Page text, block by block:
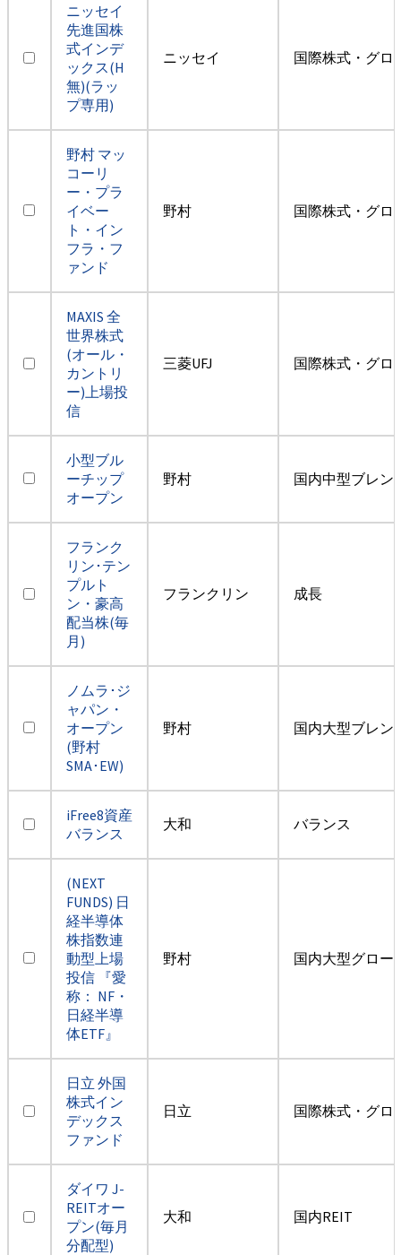
ニッセイ
先進国株
式インデ
ックス(H
無)(ラッ
プ専用)
ニッセイ 国際株式・グロ
野村 マッ
コーリ
ー・プラ
イベー
ト・イン
フラ・フ
ァンド
野村 国際株式・グロ
MAXIS 全
世界株式
(オール・
カントリ
ー)上場投
信
三菱UFJ 国際株式・グロ
小型ブル
ーチップ
オープン
野村 国内中型ブレン
フランク
リン･テン
プルト
ン・豪高
配当株(毎
月)
フランクリン 成長
ノムラ･ジ
ャパン・
オープン
(野村
SMA･EW)
野村 国内大型ブレン
iFree8資産
バランス
大和 バランス
(NEXT
FUNDS) 日
経半導体
株指数連
動型上場
投信 『愛
称： NF・
日経半導
体ETF』
野村 国内大型グロー
日立 外国
株式イン
デックス
ファンド
日立 国際株式・グロ
ダイワ J-
REITオー
プン(毎月
分配型)
大和 国内REIT